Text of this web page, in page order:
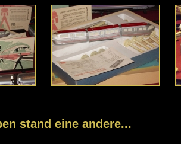
stand eine andere...